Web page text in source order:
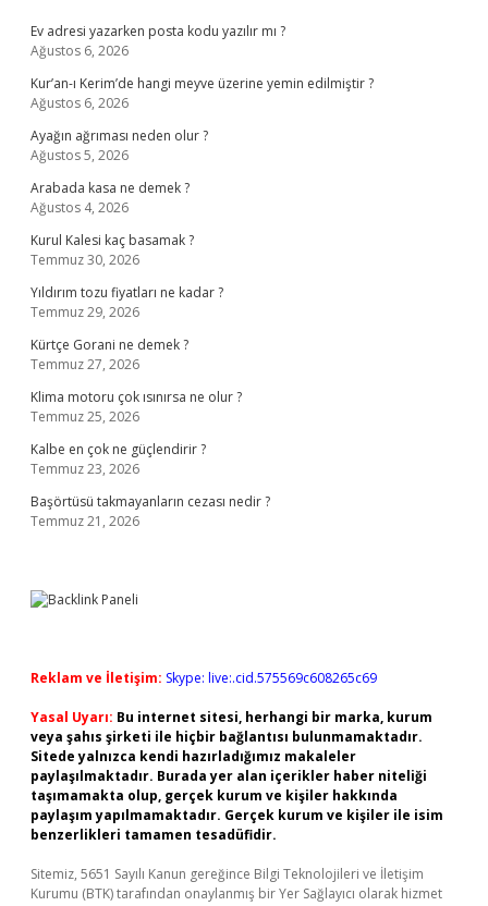
Ev adresi yazarken posta kodu yazılır mı ?
Ağustos 6, 2026
Kur’an-ı Kerim’de hangi meyve üzerine yemin edilmiştir ?
Ağustos 6, 2026
Ayağın ağrıması neden olur ?
Ağustos 5, 2026
Arabada kasa ne demek ?
Ağustos 4, 2026
Kurul Kalesi kaç basamak ?
Temmuz 30, 2026
Yıldırım tozu fiyatları ne kadar ?
Temmuz 29, 2026
Kürtçe Gorani ne demek ?
Temmuz 27, 2026
Klima motoru çok ısınırsa ne olur ?
Temmuz 25, 2026
Kalbe en çok ne güçlendirir ?
Temmuz 23, 2026
Başörtüsü takmayanların cezası nedir ?
Temmuz 21, 2026
Reklam ve İletişim: Skype: live:.cid.575569c608265c69
Yasal Uyarı: Bu internet sitesi, herhangi bir marka, kurum
veya şahıs şirketi ile hiçbir bağlantısı bulunmamaktadır.
Sitede yalnızca kendi hazırladığımız makaleler
paylaşılmaktadır. Burada yer alan içerikler haber niteliği
taşımamakta olup, gerçek kurum ve kişiler hakkında
paylaşım yapılmamaktadır. Gerçek kurum ve kişiler ile isim
benzerlikleri tamamen tesadüfidir.
Sitemiz, 5651 Sayılı Kanun gereğince Bilgi Teknolojileri ve İletişim
Kurumu (BTK) tarafından onaylanmış bir Yer Sağlayıcı olarak hizmet